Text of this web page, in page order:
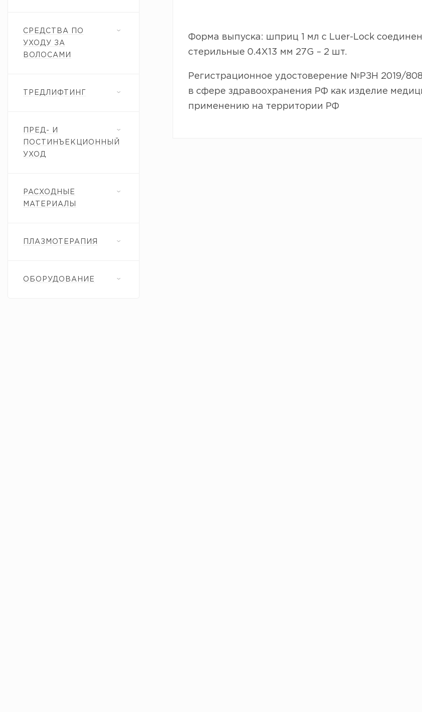
СРЕДСТВА ПО
УХОДУ ЗА
ВОЛОСАМИ
ТРЕДЛИФТИНГ
ПРЕД- И
ПОСТИНЪЕКЦИОННЫЙ
УХОД
РАСХОДНЫЕ
МАТЕРИАЛЫ
ПЛАЗМОТЕРАПИЯ
ОБОРУДОВАНИЕ
Форма выпуска: шприц 1 мл с Luer-Lock
стерильные 0.4Х13 мм 27G – 2 шт.
Регистрационное удостоверение №РЗН 2019/
в сфере здравоохранения РФ как изделие
применению на территории РФ